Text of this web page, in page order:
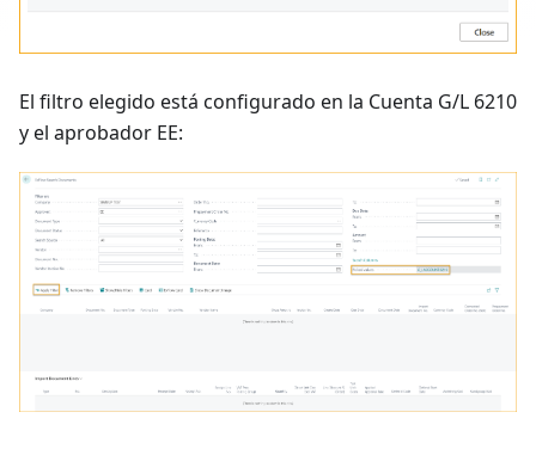
El filtro elegido está configurado en la Cuenta G/L 6210
y el aprobador EE: